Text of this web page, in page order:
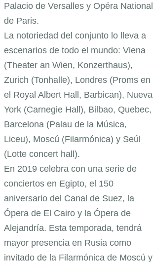
Palacio de Versalles y Opéra National
de Paris.
La notoriedad del conjunto lo lleva a
escenarios de todo el mundo: Viena
(Theater an Wien, Konzerthaus),
Zurich (Tonhalle), Londres (Proms en
el Royal Albert Hall, Barbican), Nueva
York (Carnegie Hall), Bilbao, Quebec,
Barcelona (Palau de la Música,
Liceu), Moscú (Filarmónica) y Seúl
(Lotte concert hall).
En 2019 celebra con una serie de
conciertos en Egipto, el 150
aniversario del Canal de Suez, la
Ópera de El Cairo y la Ópera de
Alejandría. Esta temporada, tendrá
mayor presencia en Rusia como
invitado de la Filarmónica de Moscú y